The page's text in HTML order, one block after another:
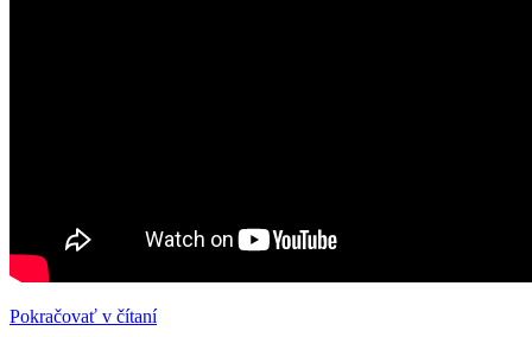
Pokračovať v čítaní„Bosna-